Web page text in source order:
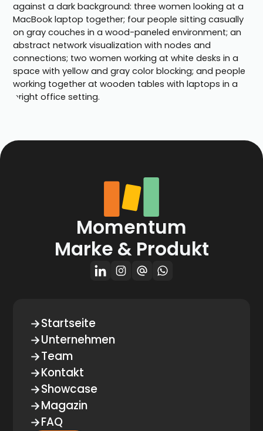
Momentum
Marke & Produkt
Startseite
Unternehmen
Team
Kontakt
Showcase
Magazin
FAQ